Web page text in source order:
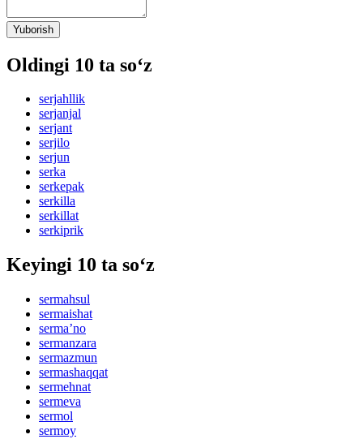
Yuborish
Oldingi 10 ta so‘z
serjahllik
serjanjal
serjant
serjilo
serjun
serka
serkepak
serkilla
serkillat
serkiprik
Keyingi 10 ta so‘z
sermahsul
sermaishat
sermaʼno
sermanzara
sermazmun
sermashaqqat
sermehnat
sermeva
sermol
sermoy